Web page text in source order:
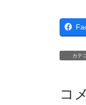
カテ
コ